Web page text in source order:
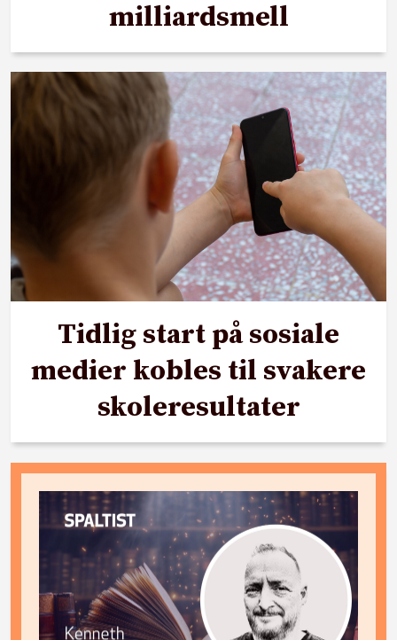
milliardsmell
Tidlig start på sosiale
medier kobles til svakere
skoleresultater